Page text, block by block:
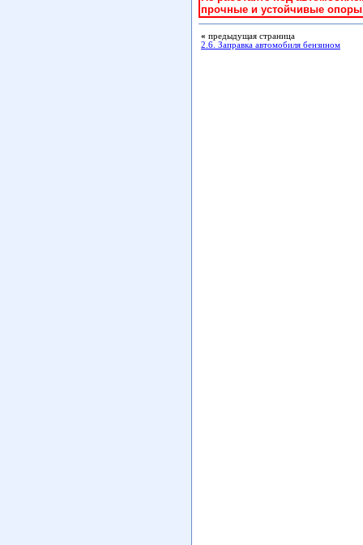
прочные и устойчивые
« предыдущая страница
2.6. Заправка автомобиля бензином